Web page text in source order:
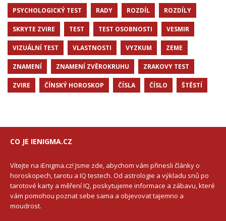
PSYCHOLOGICKÝ TEST RADY ROZDÍL ROZDÍLY
SKRYTE ZVIRE TEST TEST OSOBNOSTI VESMIR
VIZUÁLNÍ TEST VLASTNOSTI VYZKUM ZEME
ZNAMENÍ ZNAMENÍ ZVĚROKRUHU ZRAKOVY TEST
ZVIRE ČÍNSKÝ HOROSKOP ČÍSLA ČÍSLO ŠTĚSTÍ
CO JE IENIGMA.CZ
Vítejte na iEnigma.cz! Jsme zde, abychom vám přinesli články o
horoskopech, tarotu a IQ testech. Od astrologie a výkladu snů po
tarotové karty a měření IQ, poskytujeme informace a zábavu, které
vám pomohou poznat sebe sama a objevovat tajemno a
moudrost.